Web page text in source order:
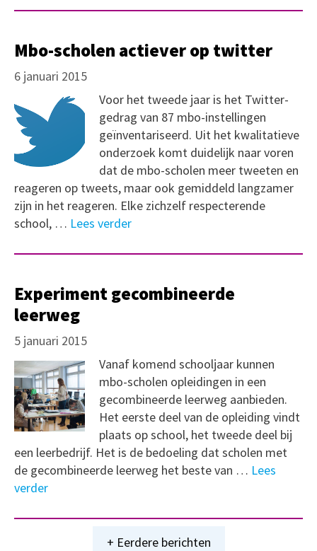
Mbo-scholen actiever op twitter
6 januari 2015
Voor het tweede jaar is het Twitter-
gedrag van 87 mbo-instellingen
geïnventariseerd. Uit het kwalitatieve
onderzoek komt duidelijk naar voren
dat de mbo-scholen meer tweeten en
reageren op tweets, maar ook gemiddeld langzamer
zijn in het reageren. Elke zichzelf respecterende
school, … Lees verder
Experiment gecombineerde
leerweg
5 januari 2015
Vanaf komend schooljaar kunnen
mbo-scholen opleidingen in een
gecombineerde leerweg aanbieden.
Het eerste deel van de opleiding vindt
plaats op school, het tweede deel bij
een leerbedrijf. Het is de bedoeling dat scholen met
de gecombineerde leerweg het beste van … Lees
verder
+ Eerdere berichten